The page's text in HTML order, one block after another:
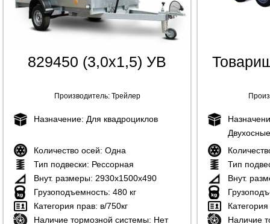
829450 (3,0х1,5) УВ
Производитель: Трейлер
Назначение: Для квадроциклов
Количество осей: Одна
Тип подвески: Рессорная
Внут. размеры: 2930х1500х490
Грузоподъемность: 480 кг
Категория прав: в/750кг
Наличие тормозной системы: Нет
Двухосные
Тип
Внут.
Наличие